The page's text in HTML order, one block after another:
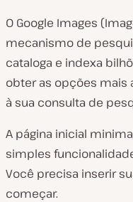
O Google Images
mecanismo de
cataloga e indexa
obter as opções
à sua consulta de
A página inicial
simples
Você precisa inserir
começar.